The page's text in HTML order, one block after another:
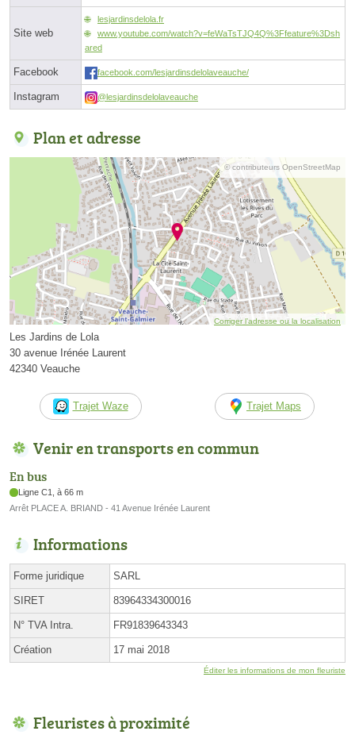
Site web
lesjardinsdelola.fr
www.youtube.com/watch?v=feWaTsTJQ4Q%3Ffeature%3Dsh
ared
Facebook facebook.com/lesjardinsdelolaveauche/
Instagram @lesjardinsdelolaveauche
Plan et adresse
© contributeurs OpenStreetMap
Corriger l’adresse ou la localisation
Les Jardins de Lola
30 avenue Irénée Laurent
42340 Veauche
Trajet Waze Trajet Maps
Venir en transports en commun
En bus
Ligne C1, à 66 m
Arrêt PLACE A. BRIAND - 41 Avenue Irénée Laurent
Informations
Forme juridique SARL
SIRET 83964334300016
N° TVA Intra. FR91839643343
Création 17 mai 2018
Éditer les informations de mon fleuriste
Fleuristes à proximité